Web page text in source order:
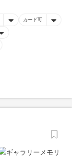
カード可